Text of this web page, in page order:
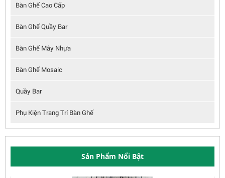
Bàn Ghế Cao Cấp
Bàn Ghế Quầy Bar
Bàn Ghế Mây Nhựa
Bàn Ghế Mosaic
Quầy Bar
Phụ Kiện Trang Trí Bàn Ghế
Sản Phẩm Nổi Bật